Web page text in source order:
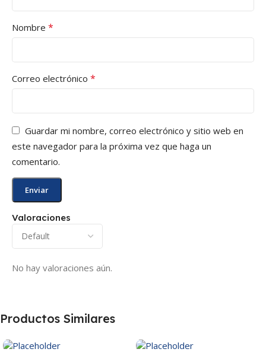
Valoraciones
No hay valoraciones aún.
Nombre *
Correo electrónico *
Guardar mi nombre, correo electrónico y sitio web en
este navegador para la próxima vez que haga un
comentario.
Productos Similares